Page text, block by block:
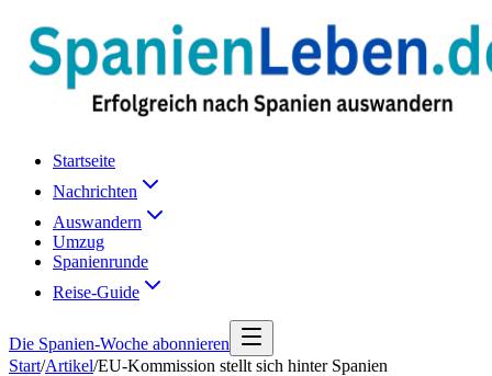
Startseite
Nachrichten
Auswandern
Umzug
Spanienrunde
Reise-Guide
Die Spanien-Woche abonnieren
Start/Artikel/EU-Kommission stellt sich hinter Spanien